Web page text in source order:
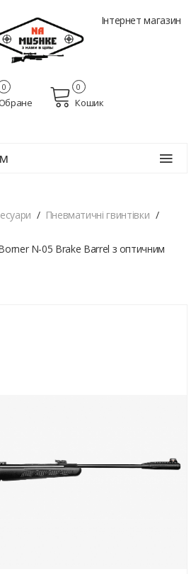
Інтернет магазин
0
Кошик
0
Пневматичні гвинтівки
N-05 Brake Barrel з оптичним